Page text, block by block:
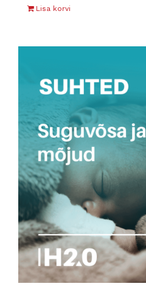
Lisa korvi